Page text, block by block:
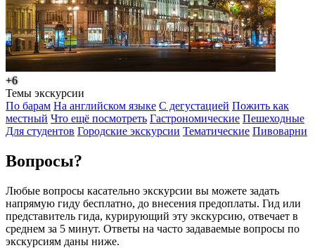
+6
Темы экскурсии
По барам На английском языке С дегустацией Пожить как
местный Что ещё посмотреть Гастрономические Пешеходные
Для студентов Городские экскурсии Тематические Пивоварни
Вопросы?
Любые вопросы касательно экскурсии вы можете задать
напрямую гиду бесплатно, до внесения предоплаты. Гид или
представитель гида, курирующий эту экскурсию, отвечает в
среднем за 5 минут. Ответы на часто задаваемые вопросы по
экскурсиям даны ниже.